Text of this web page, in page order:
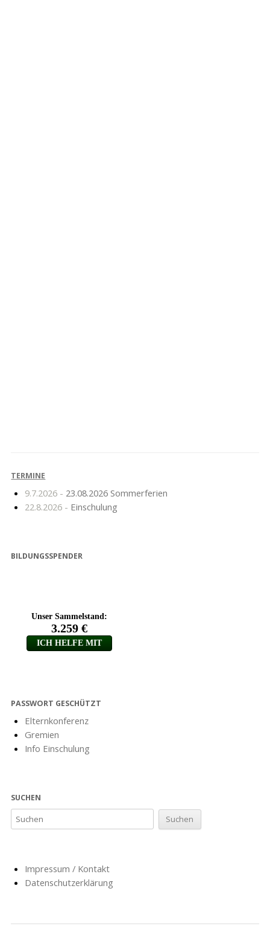
TERMINE
9.7.2026 - 23.08.2026 Sommerferien
22.8.2026 - Einschulung
BILDUNGSSPENDER
PASSWORT GESCHÜTZT
Elternkonferenz
Gremien
Info Einschulung
SUCHEN
Impressum / Kontakt
Datenschutzerklärung